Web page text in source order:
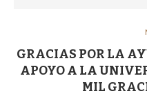
GRACIAS POR LA
APOYO A LA
MIL